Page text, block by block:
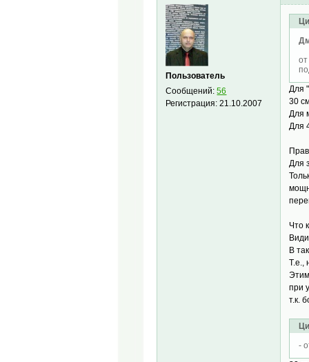
Пользователь
Сообщений:56
Регистрация:21.10.2007
Для
30
Для
Для
Для
Что
В
Т.е.,
при
т.к.
-